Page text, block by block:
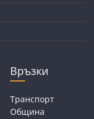
Връзки
Транспорт
Община